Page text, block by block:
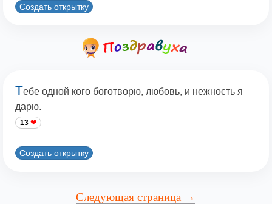
Создать открытку
Тебе одной кого боготворю, любовь, и нежность я
дарю.
13
Создать открытку
Следующая страница →